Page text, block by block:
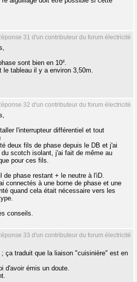
31 d'un contributeur du forum électricité
sont bien en 10².
le tableau il y a environ 3,50m.
32 d'un contributeur du forum électricité
l'interrupteur différentiel et tout
deux fils de phase depuis le DB et j'ai
scotch isolant, j'ai fait de même au
pour ces fils.
phase restant + le neutre à l'iD.
connectés à une borne de phase et une
quand cela était nécessaire vers les
conseils.
33 d'un contributeur du forum électricité
; ça traduit que la liaison "cuisinière" est en
d'avoir émis un doute.